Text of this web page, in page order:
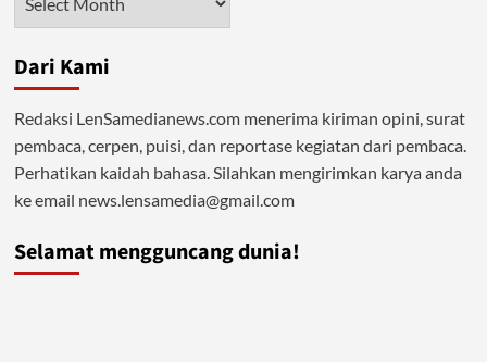
Dari Kami
Redaksi LenSamedianews.com menerima kiriman opini, surat
pembaca, cerpen, puisi, dan reportase kegiatan dari pembaca.
Perhatikan kaidah bahasa. Silahkan mengirimkan karya anda
ke email news.lensamedia@gmail.com
Selamat mengguncang dunia!